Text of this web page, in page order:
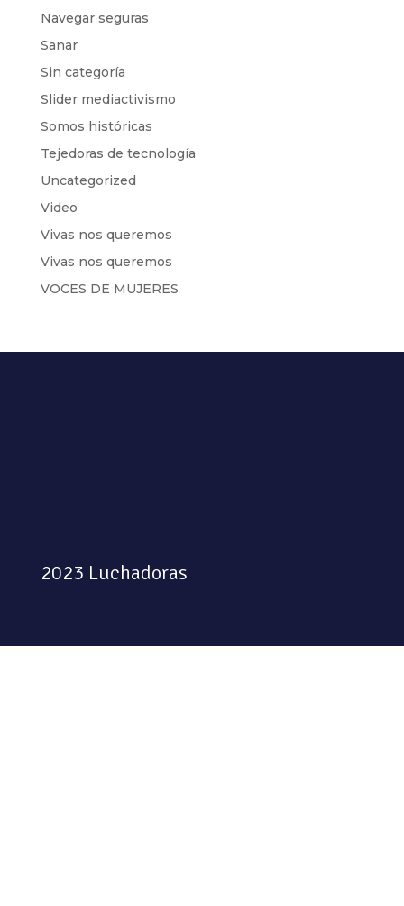
Navegar seguras
Sanar
Sin categoría
Slider mediactivismo
Somos históricas
Tejedoras de tecnología
Uncategorized
Video
Vivas nos queremos
Vivas nos queremos
VOCES DE MUJERES
2023 Luchadoras